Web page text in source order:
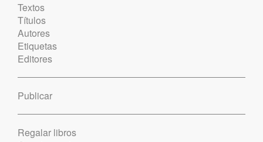
Textos
Títulos
Autores
Etiquetas
Editores
Publicar
Regalar libros